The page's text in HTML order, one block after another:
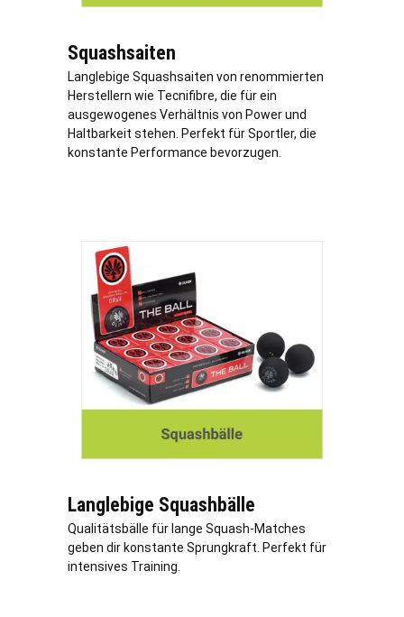
Squashsaiten
Langlebige Squashsaiten von renommierten
Herstellern wie Tecnifibre, die für ein
ausgewogenes Verhältnis von Power und
Haltbarkeit stehen. Perfekt für Sportler, die
konstante Performance bevorzugen.
Langlebige Squashbälle
Qualitätsbälle für lange Squash-Matches
geben dir konstante Sprungkraft. Perfekt für
intensives Training.